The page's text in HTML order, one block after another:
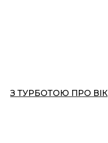
З ТУРБОТОЮ ПРО ВІК